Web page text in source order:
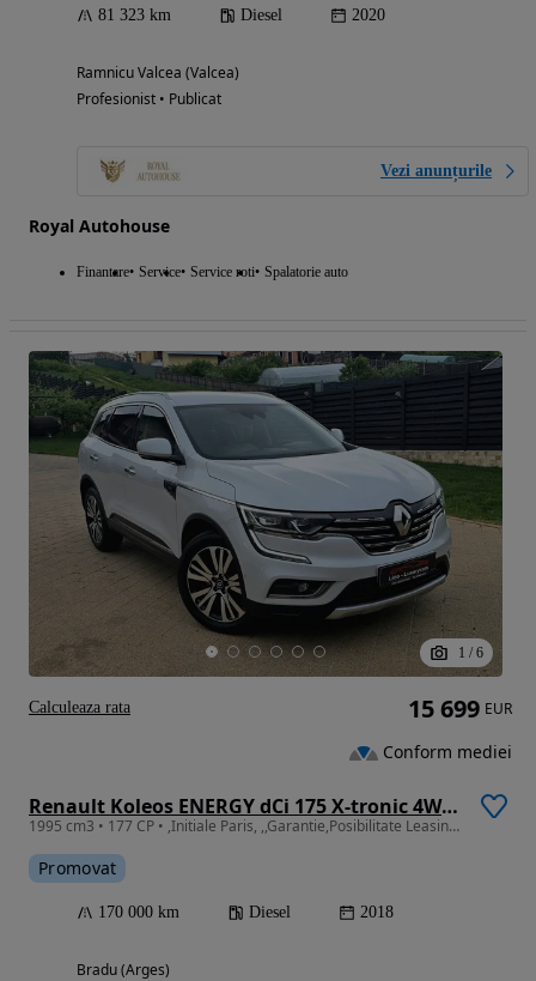
81 323 km Diesel 2020
Ramnicu Valcea (Valcea)
Profesionist • Publicat
Vezi anunțurile
Royal Autohouse
Finantare Service Service roti Spalatorie auto
1 / 6
Renault Koleos ENERGY dCi 175 X-tronic 4WD INITIALE PARIS
1995 cm3 • 177 CP • ,Initiale Paris, ,,Garantie,Posibilitate Leasing/Rate fixe
Promovat
170 000 km Diesel 2018
Bradu (Arges)
15 699 EUR
Conform mediei
Calculeaza rata